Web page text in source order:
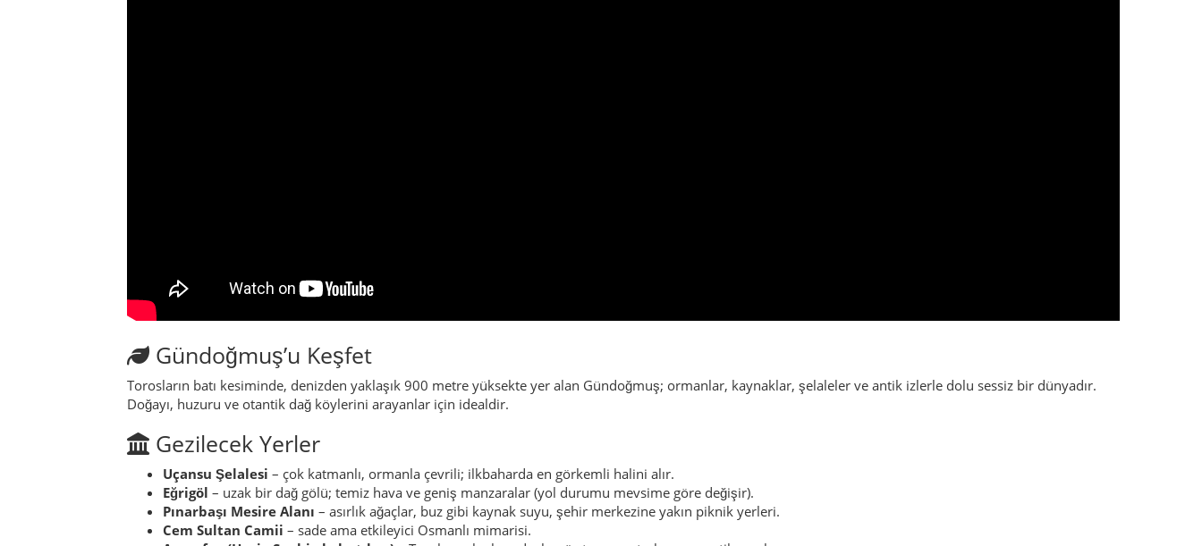
Gündoğmuş’u Keşfet
Torosların batı kesiminde, denizden yaklaşık 900 metre yüksekte yer alan Gündoğmuş; ormanlar, kaynaklar, şelaleler ve antik izlerle dolu sessiz bir dünyadır.
Doğayı, huzuru ve otantik dağ köylerini arayanlar için idealdir.
Gezilecek Yerler
Uçansu Şelalesi – çok katmanlı, ormanla çevrili; ilkbaharda en görkemli halini alır.
Eğrigöl – uzak bir dağ gölü; temiz hava ve geniş manzaralar (yol durumu mevsime göre değişir).
Pınarbaşı Mesire Alanı – asırlık ağaçlar, buz gibi kaynak suyu, şehir merkezine yakın piknik yerleri.
Cem Sultan Camii – sade ama etkileyici Osmanlı mimarisi.